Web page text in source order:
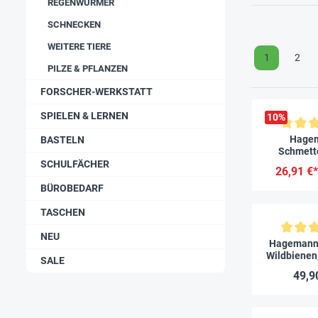
REGENWÜRMER
SCHNECKEN
WEITERE TIERE
PILZE & PFLANZEN
FORSCHER-WERKSTATT
SPIELEN & LERNEN
BASTELN
SCHULFÄCHER
BÜROBEDARF
TASCHEN
NEU
SALE
1 2
10%
26,91 €*
25